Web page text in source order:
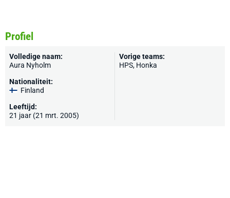
Profiel
Volledige naam:
Aura Nyholm
Nationaliteit:
Finland
Leeftijd:
21 jaar (21 mrt. 2005)
Vorige teams:
HPS, Honka